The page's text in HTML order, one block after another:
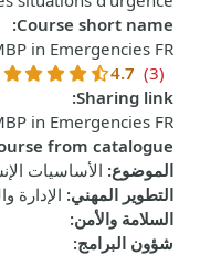
Course short name
:
in Emergencies FR
4.7 (3)
Sharing link
:
in Emergencies FR
from catalogue
الموضوع: الأساسيات
التطوير المهني: الإدارة
السلامة والأمن:
شؤون البرامج: